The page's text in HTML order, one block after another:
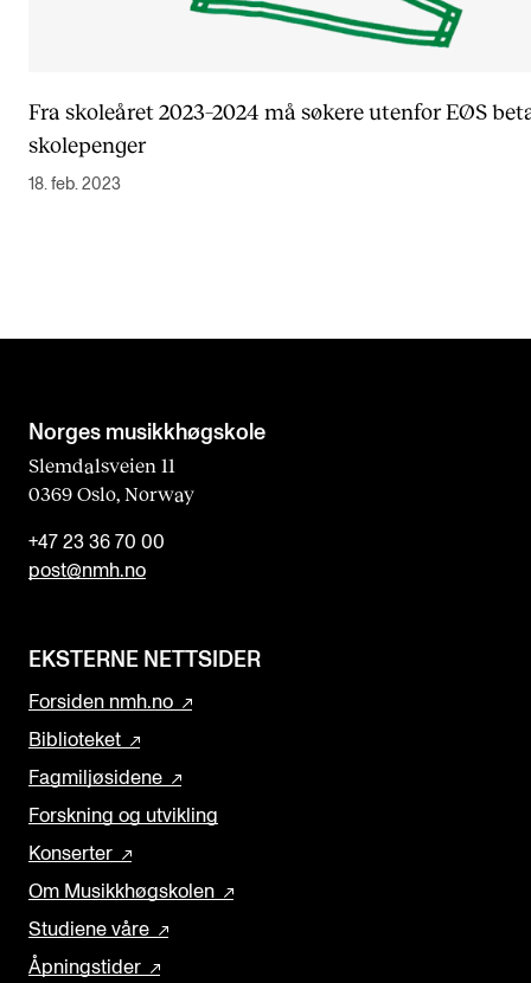
Fra skoleåret 2023–2024 må søkere utenfor EØS
skolepenger
18. feb. 2023
Norges musikk­høgskole
Slemdalsveien 11
0369 Oslo, Norway
+47 23 36 70 00
post@nmh.no
EKSTERNE NETTSIDER
Forsiden nmh.no
Biblioteket
Fagmiljøsidene
Forskning og utvikling
Konserter
Om Musikkhøgskolen
Studiene våre
Åpningstider